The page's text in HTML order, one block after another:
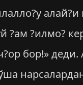
?ам ?илмо?
бор!»